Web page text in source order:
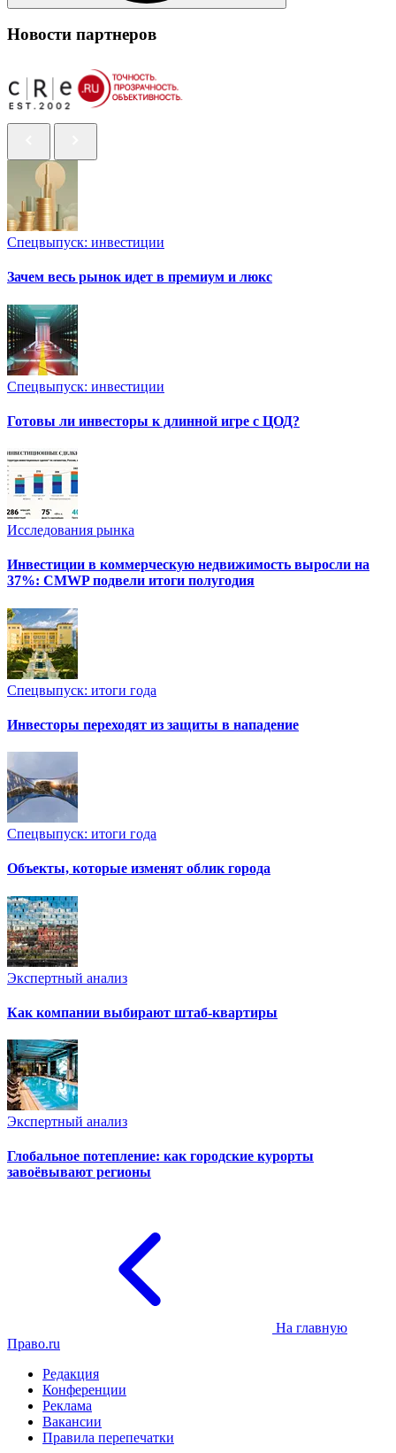
Новости партнеров
Спецвыпуск: инвестиции
Зачем весь рынок идет в премиум и люкс
Спецвыпуск: инвестиции
Готовы ли инвесторы к длинной игре с ЦОД?
Исследования рынка
Инвестиции в коммерческую недвижимость выросли на
37%: CMWP подвели итоги полугодия
Спецвыпуск: итоги года
Инвесторы переходят из защиты в нападение
Спецвыпуск: итоги года
Объекты, которые изменят облик города
Экспертный анализ
Как компании выбирают штаб-квартиры
Экспертный анализ
Глобальное потепление: как городские курорты
завоёвывают регионы
На главную
Право.ru
Редакция
Конференции
Реклама
Вакансии
Правила перепечатки